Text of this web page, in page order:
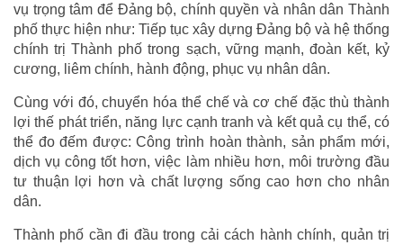
vụ trọng tâm để Đảng bộ, chính quyền và nhân dân Thành
phố thực hiện như: Tiếp tục xây dựng Đảng bộ và hệ thống
chính trị Thành phố trong sạch, vững mạnh, đoàn kết, kỷ
cương, liêm chính, hành động, phục vụ nhân dân.
Cùng với đó, chuyển hóa thể chế và cơ chế đặc thù thành
lợi thế phát triển, năng lực cạnh tranh và kết quả cụ thể, có
thể đo đếm được: Công trình hoàn thành, sản phẩm mới,
dịch vụ công tốt hơn, việc làm nhiều hơn, môi trường đầu
tư thuận lợi hơn và chất lượng sống cao hơn cho nhân
dân.
Thành phố cần đi đầu trong cải cách hành chính, quản trị